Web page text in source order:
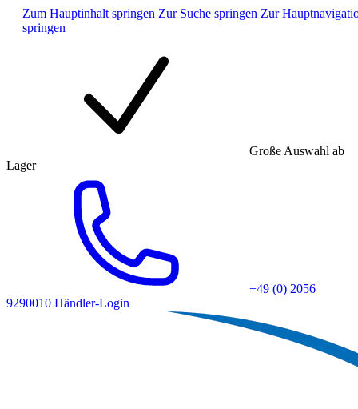
Zum Hauptinhalt springen Zur Suche springen Zur
springen
Große Auswahl ab
Lager
+49 (0) 2056
9290010 Händler-Login